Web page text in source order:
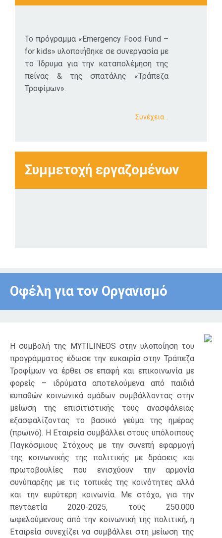
κοινωνικά και
ισοδυναμεί με μια
αναλογία του
δείκτη SROI 4,88 :
Το πρόγραμμα «Emergency Food Fund –
for kids» υλοποιήθηκε σε συνεργασία με
το Ίδρυμα για την καταπολέμηση της
πείνας & της σπατάλης «Τράπεζα
Τροφίμων».
Συνέχεια…
Συμμετοχή εργαζομένων
Οφέλη για τον Οργανισμό
Η συμβολή της MYTILINEOS στην υλοποίηση του
προγράμματος έδωσε την ευκαιρία στην Τράπεζα
Τροφίμων να έρθει σε επαφή και επικοινωνία με
φορείς – ιδρύματα αποτελούμενα από παιδιά
ευπαθών κοινωνικά ομάδων συμβάλλοντας στην
μείωση της επισιτιστικής τους ανασφάλειας
εξασφαλίζοντας το βασικό γεύμα της ημέρας
(πρωινό). Η Εταιρεία συμβάλλει στους υπόλοιπους
Παγκόσμιους Στόχους με την συνεπή εφαρμογή
της κοινωνικής της πολιτικής με δράσεις και
πρωτοβουλίες που ενισχύουν την αρμονία
συνύπαρξης με τις τοπικές της κοινότητες αλλά
και την ευρύτερη κοινωνία. Με στόχο, για την
πενταετία 2020-2025, τους 250.000
ωφελούμενους από την κοινωνική της πολιτική, η
Εταιρεία συνεχίζει να συμβάλλει στη μείωση της